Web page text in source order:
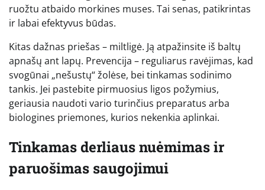
ruožtu atbaido morkines muses. Tai senas, patikrintas
ir labai efektyvus būdas.
Kitas dažnas priešas – miltligė. Ją atpažinsite iš baltų
apnašų ant lapų. Prevencija – reguliarus ravėjimas, kad
svogūnai „nešustų“ žolėse, bei tinkamas sodinimo
tankis. Jei pastebite pirmuosius ligos požymius,
geriausia naudoti vario turinčius preparatus arba
biologines priemones, kurios nekenkia aplinkai.
Tinkamas derliaus nuėmimas ir
paruošimas saugojimui